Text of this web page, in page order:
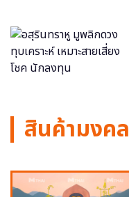
สินค้ามงคล